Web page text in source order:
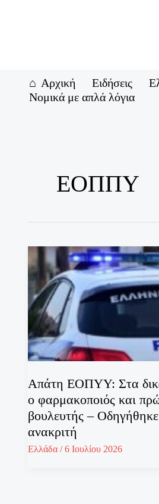
Αρχική Ειδήσεις
Νομικά με απλά λόγια
ΕΟΠΠΥ
Απάτη ΕΟΠΥΥ: Στα
ο φαρμακοποιός και
βουλευτής –
ανακριτή
Ελλάδα /6 Ιουλίου 2026